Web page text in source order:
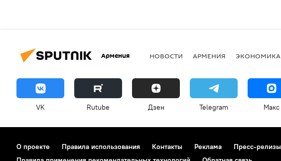
Армения НОВОСТИ АРМЕНИЯ ЭКОНОМИКА
VK Rutube Дзен Telegram Макс
О проекте Правила использования Контакты Реклама Пресс-релизы